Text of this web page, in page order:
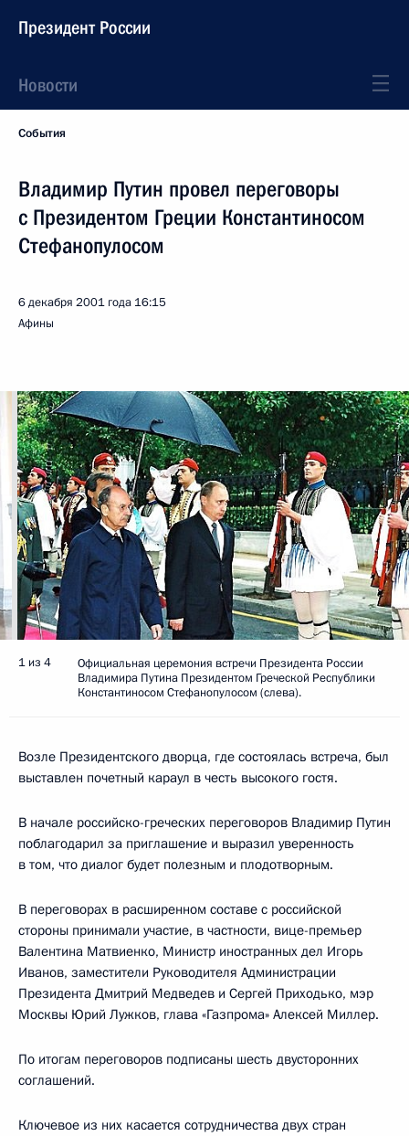
Президент России
Новости
События
Владимир Путин провел переговоры
с Президентом Греции Константиносом
Стефанопулосом
6 декабря 2001 года 16:15
Афины
1 из 4
Официальная церемония встречи Президента России
Владимира Путина Президентом Греческой Республики
Константиносом Стефанопулосом (слева).
Возле Президентского дворца, где состоялась встреча, был
выставлен почетный караул в честь высокого гостя.
В начале российско-греческих переговоров Владимир Путин
поблагодарил за приглашение и выразил уверенность
в том, что диалог будет полезным и плодотворным.
В переговорах в расширенном составе с российской
стороны принимали участие, в частности, вице-премьер
Валентина Матвиенко, Министр иностранных дел Игорь
Иванов, заместители Руководителя Администрации
Президента Дмитрий Медведев и Сергей Приходько, мэр
Москвы Юрий Лужков, глава «Газпрома» Алексей Миллер.
По итогам переговоров подписаны шесть двусторонних
соглашений.
Ключевое из них касается сотрудничества двух стран